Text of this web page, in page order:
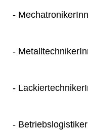
-
-
-
-